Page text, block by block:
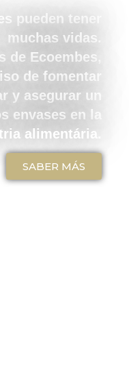
pueden tener
muchas vidas.
de Ecoembes,
de fomentar
y asegurar un
envases en la
alimentária.
SABER MÁS